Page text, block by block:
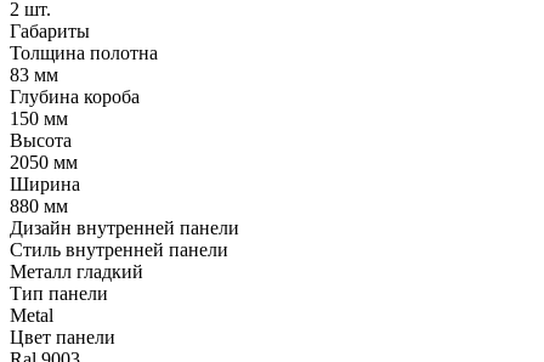
2 шт.
Габариты
Толщина полотна
83 мм
Глубина короба
150 мм
Высота
2050 мм
Ширина
880 мм
Дизайн внутренней панели
Стиль внутренней панели
Металл гладкий
Тип панели
Metal
Цвет панели